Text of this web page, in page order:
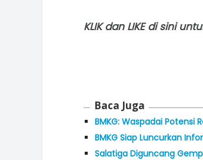
KLIKdan LIKEdi sini
Baca Juga
BMKG: Waspadai Potensi
BMKG Siap Luncurkan
Salatiga Diguncang